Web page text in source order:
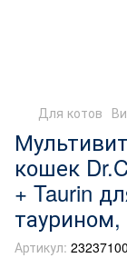
Для котов
кошек
+ Taurin
таурином,
Артикул: 23237100